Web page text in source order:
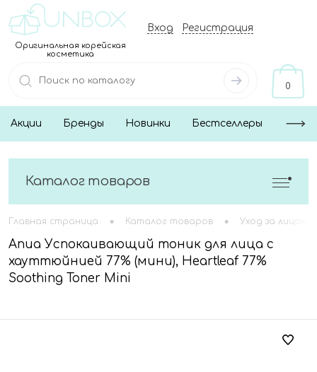
Оригинальная корейская
косметика
Вход Регистрация
0
Акции Бренды Новинки Бестселлеры
Каталог товаров
Главная страница • Каталог товаров • Уход за лицом
Anua Успокаивающий тоник для лица с
хауттюйнией 77% (мини), Heartleaf 77%
Soothing Toner Mini